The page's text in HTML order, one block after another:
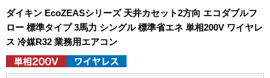
ダイキン EcoZEASシリーズ 天井カセット2方向 エコダブルフ
ロー 標準タイプ 3馬力 シングル 標準省エネ 単相200V ワイヤレ
ス 冷媒R32 業務用エアコン